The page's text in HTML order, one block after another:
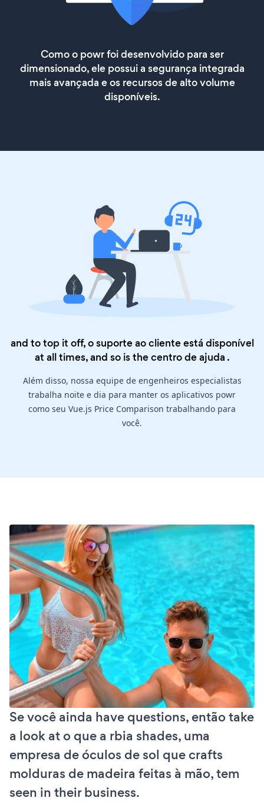
Como o powr foi desenvolvido para ser
dimensionado, ele possui a segurança integrada
mais avançada e os recursos de alto volume
disponíveis.
and to top it off, o suporte ao cliente está disponível
at all times, and so is thecentro de ajuda .
Além disso, nossa equipe de engenheiros especialistas
trabalha noite e dia para manter os aplicativos powr
como seu Vue.js Price Comparison trabalhando para
você.
Se você ainda have questions, então take
a look at o que a rbia shades, uma
empresa de óculos de sol que crafts
molduras de madeira feitas à mão, tem
seen in their business.